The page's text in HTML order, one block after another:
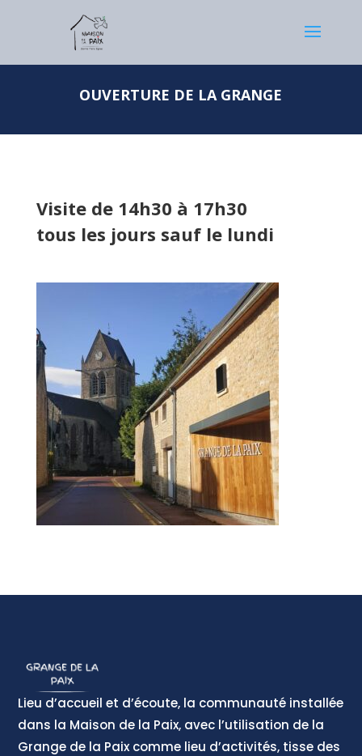
OUVERTURE DE LA GRANGE
Visite de 14h30 à 17h30
tous les jours sauf le lundi
Lieu d’accueil et d’écoute, la communauté installée
dans la Maison de la Paix, avec l’utilisation de la
Grange de la Paix comme lieu d’activités, tisse des